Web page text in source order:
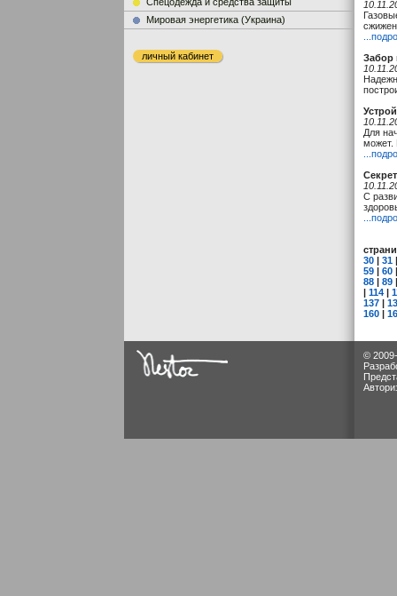
Мировая энергетика (Украина)
личный кабинет
Забор
Для
может.
С
30 | 31
59 | 60
88 | 89
| 114 |
137 |
160 |
©